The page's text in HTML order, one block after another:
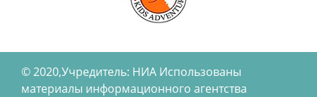
© 2020,Учредитель: НИА Использованы
материалы информационного агентства